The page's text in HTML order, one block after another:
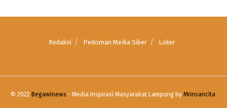
Redaksi Pedoman Media Siber Loker
© 2022 Begawinews - Media Inspirasi Masyarakat Lampung by Mrinsancita.